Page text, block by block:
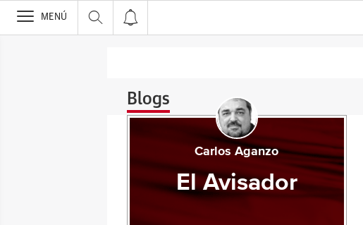
>
MENÚ
Blogs
Carlos Aganzo
El Avisador